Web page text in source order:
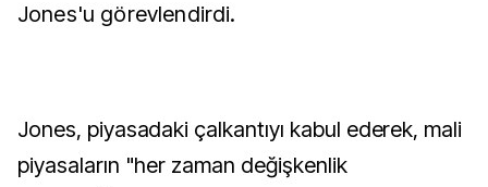
Jones'u görevlendirdi.
Jones, piyasadaki çalkantıyı kabul ederek, mali
piyasaların "her zaman değişkenlik